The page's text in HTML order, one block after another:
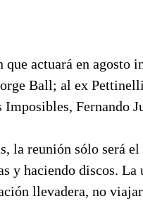
actuará en agosto
Ball; al ex
Imposibles, Fernando
la reunión sólo será
y haciendo discos.
llevadera, no